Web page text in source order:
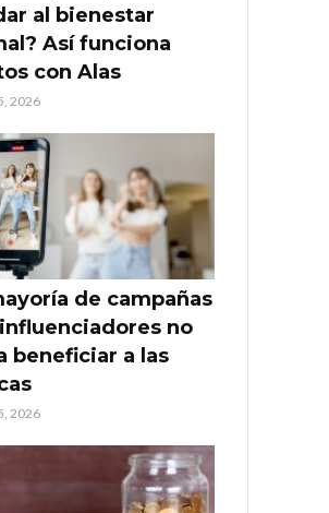
al bienestar
Así funciona
con Alas
2026
de campañas
no
beneficiar a las
2026